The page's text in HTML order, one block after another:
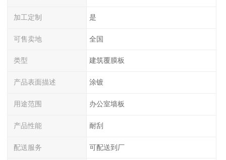
加工定制 是
可售卖地 全国
类型 建筑覆膜板
产品表面描述 涂镀
用途范围 办公室墙板
产品性能 耐刮
配送服务 可配送到厂